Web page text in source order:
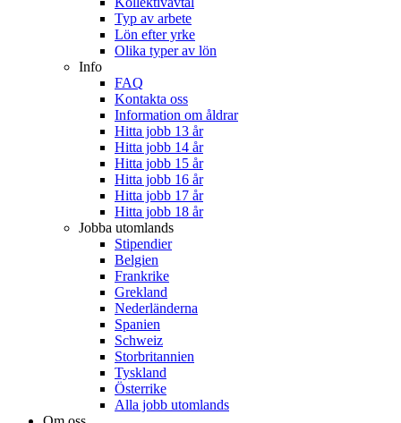
Typ av arbete
Lön efter yrke
Olika typer av lön
Info
FAQ
Kontakta oss
Information om åldrar
Hitta jobb 13 år
Hitta jobb 14 år
Hitta jobb 15 år
Hitta jobb 16 år
Hitta jobb 17 år
Hitta jobb 18 år
Jobba utomlands
Stipendier
Belgien
Frankrike
Grekland
Nederländerna
Spanien
Schweiz
Storbritannien
Tyskland
Österrike
Alla jobb utomlands